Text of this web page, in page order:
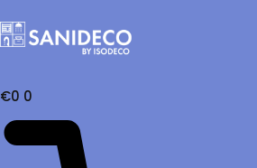
€0 0